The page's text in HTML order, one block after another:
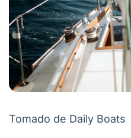
Tomado de Daily Boats